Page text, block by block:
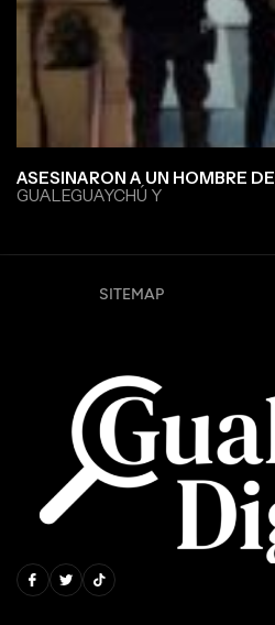
ASESINARON A UN HOMBRE DE
GUALEGUAYCHÚ Y
SITEMAP